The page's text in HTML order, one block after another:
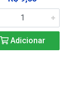
Adicionar